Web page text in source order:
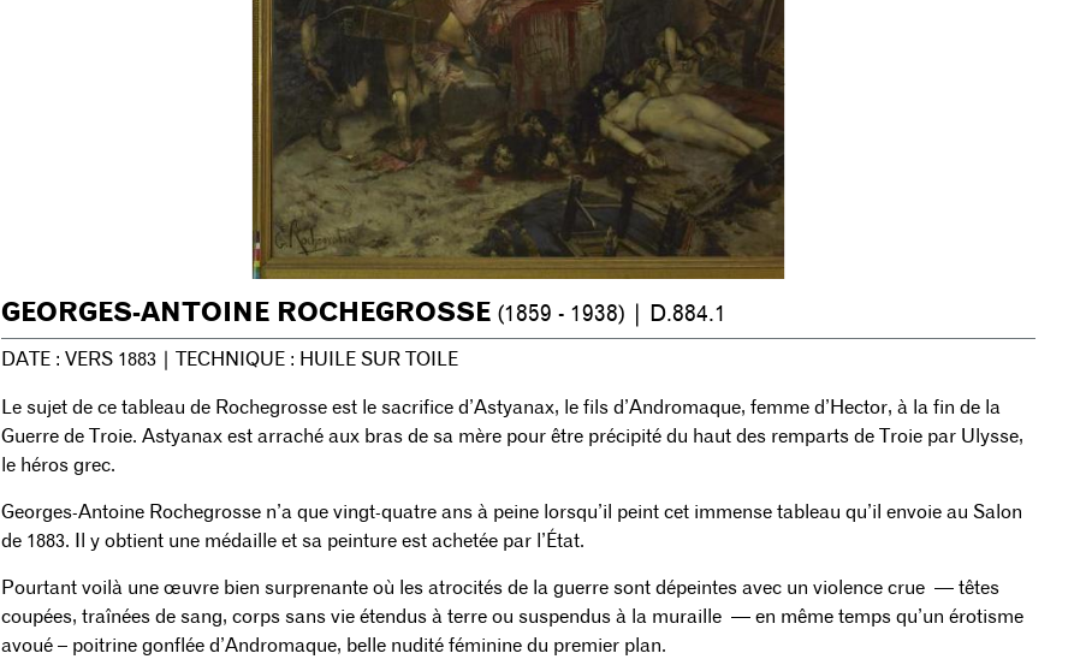
GEORGES-ANTOINE ROCHEGROSSE (1859 - 1938) | D.884.1
DATE : VERS 1883 | TECHNIQUE : HUILE SUR TOILE
Le sujet de ce tableau de Rochegrosse est le sacrifice d’Astyanax, le fils d’Andromaque, femme d’Hector, à la fin de la
Guerre de Troie. Astyanax est arraché aux bras de sa mère pour être précipité du haut des remparts de Troie par Ulysse,
le héros grec.
Georges-Antoine Rochegrosse n’a que vingt-quatre ans à peine lorsqu’il peint cet immense tableau qu’il envoie au Salon
de 1883. Il y obtient une médaille et sa peinture est achetée par l’État.
Pourtant voilà une œuvre bien surprenante où les atrocités de la guerre sont dépeintes avec un violence crue — têtes
coupées, traînées de sang, corps sans vie étendus à terre ou suspendus à la muraille — en même temps qu’un érotisme
avoué – poitrine gonflée d’Andromaque, belle nudité féminine du premier plan.